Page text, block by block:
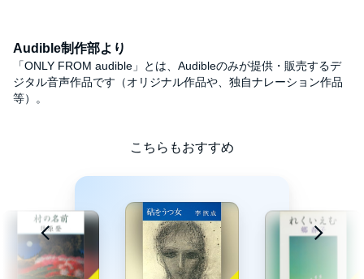
Audible制作部より
「ONLY FROM audible」とは、Audibleのみが提供・販売するデ
ジタル音声作品です（オリジナル作品や、独自ナレーション作品
等）。
こちらもおすすめ